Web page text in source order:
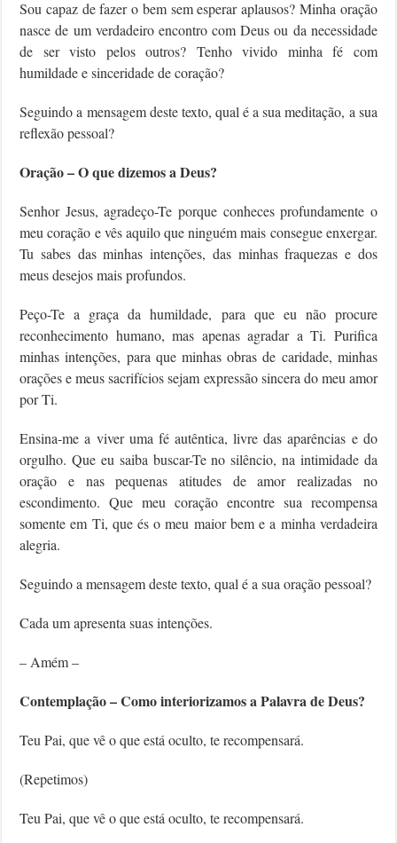
Sou capaz de fazer o bem sem esperar aplausos? Minha oração
nasce de um verdadeiro encontro com Deus ou da necessidade
de ser visto pelos outros? Tenho vivido minha fé com
humildade e sinceridade de coração?
Seguindo a mensagem deste texto, qual é a sua meditação, a sua
reflexão pessoal?
Oração – O que dizemos a Deus?
Senhor Jesus, agradeço-Te porque conheces profundamente o
meu coração e vês aquilo que ninguém mais consegue enxergar.
Tu sabes das minhas intenções, das minhas fraquezas e dos
meus desejos mais profundos.
Peço-Te a graça da humildade, para que eu não procure
reconhecimento humano, mas apenas agradar a Ti. Purifica
minhas intenções, para que minhas obras de caridade, minhas
orações e meus sacrifícios sejam expressão sincera do meu amor
por Ti.
Ensina-me a viver uma fé autêntica, livre das aparências e do
orgulho. Que eu saiba buscar-Te no silêncio, na intimidade da
oração e nas pequenas atitudes de amor realizadas no
escondimento. Que meu coração encontre sua recompensa
somente em Ti, que és o meu maior bem e a minha verdadeira
alegria.
Seguindo a mensagem deste texto, qual é a sua oração pessoal?
Cada um apresenta suas intenções.
– Amém –
Contemplação – Como interiorizamos a Palavra de Deus?
Teu Pai, que vê o que está oculto, te recompensará.
(Repetimos)
Teu Pai, que vê o que está oculto, te recompensará.